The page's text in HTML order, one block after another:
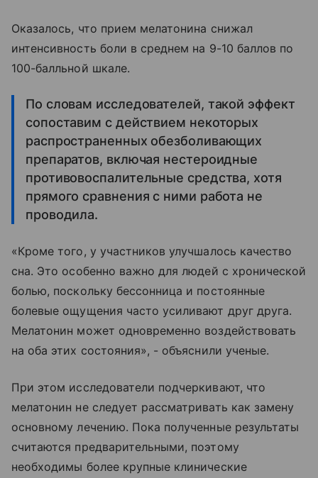
Оказалось, что прием мелатонина снижал
интенсивность боли в среднем на 9-10 баллов по
100-балльной шкале.
По словам исследователей, такой эффект
сопоставим с действием некоторых
распространенных обезболивающих
препаратов, включая нестероидные
противовоспалительные средства, хотя
прямого сравнения с ними работа не
проводила.
«Кроме того, у участников улучшалось качество
сна. Это особенно важно для людей с хронической
болью, поскольку бессонница и постоянные
болевые ощущения часто усиливают друг друга.
Мелатонин может одновременно воздействовать
на оба этих состояния», - объяснили ученые.
При этом исследователи подчеркивают, что
мелатонин не следует рассматривать как замену
основному лечению. Пока полученные результаты
считаются предварительными, поэтому
необходимы более крупные клинические